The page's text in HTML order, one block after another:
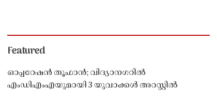
Featured
ഓപ്പറേഷൻ തൂഫാൻ; വിദ്യാനഗറിൽ
എംഡിഎംഎയുമായി 3 യുവാക്കൾ അറസ്റ്റിൽ